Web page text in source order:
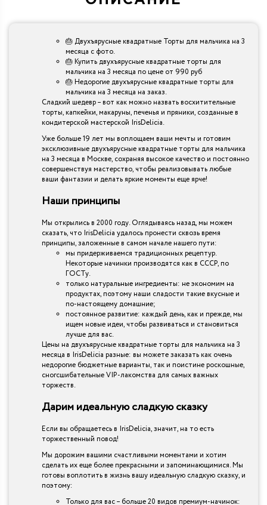
🎂 Двухъярусные квадратные Торты для мальчика на 3
месяца с фото.
🎂 Купить двухъярусные квадратные торты для
мальчика на 3 месяца по цене от 990 руб
🎂 Недорогие двухъярусные квадратные торты для
мальчика на 3 месяца на заказ.
Сладкий шедевр – вот как можно назвать восхитительные
торты, капкейки, макаруны, печенья и пряники, созданные в
кондитерской мастерской IrisDelicia.
Уже больше 19 лет мы воплощаем ваши мечты и готовим
эксклюзивные двухъярусные квадратные торты для мальчика
на 3 месяца в Москве, сохраняя высокое качество и постоянно
совершенствуя мастерство, чтобы реализовывать любые
ваши фантазии и делать яркие моменты еще ярче!
Наши принципы
Мы открылись в 2000 году. Оглядываясь назад, мы можем
сказать, что IrisDelicia удалось пронести сквозь время
принципы, заложенные в самом начале нашего пути:
мы придерживаемся традиционных рецептур.
Некоторые начинки производятся как в СССР, по
ГОСТу.
только натуральные ингредиенты: не экономим на
продуктах, поэтому наши сладости такие вкусные и
по-настоящему домашние;
постоянное развитие: каждый день, как и прежде, мы
ищем новые идеи, чтобы развиваться и становиться
лучше для вас.
Цены на двухъярусные квадратные торты для мальчика на 3
месяца в IrisDelicia разные: вы можете заказать как очень
недорогие бюджетные варианты, так и поистине роскошные,
сногсшибательные VIP-лакомства для самых важных
торжеств.
Дарим идеальную сладкую сказку
Если вы обращаетесь в IrisDelicia, значит, на то есть
торжественный повод!
Мы дорожим вашими счастливыми моментами и хотим
сделать их еще более прекрасными и запоминающимися. Мы
готовы воплотить в жизнь вашу идеальную сладкую сказку, и
поэтому:
Только для вас – больше 20 видов премиум-начинок: